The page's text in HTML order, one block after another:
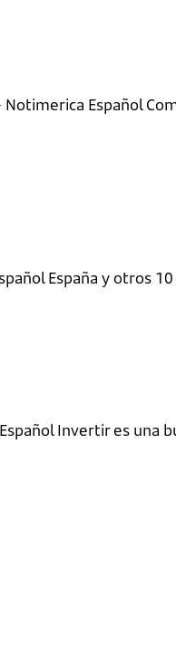
Español
España y otros
Invertir es una